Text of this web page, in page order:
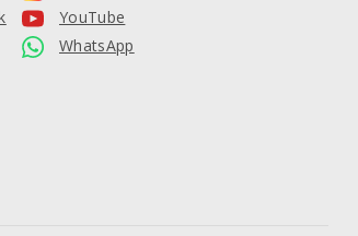
YouTube
WhatsApp